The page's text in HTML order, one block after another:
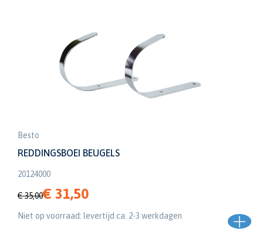
Besto
REDDINGSBOEI BEUGELS
20124000
€ 35,00€ 31,50
Niet op voorraad: levertijd ca. 2-3 werkdagen